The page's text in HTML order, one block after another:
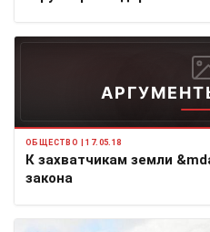
ОБЩЕСТВО | 17.05.18
К захватчикам земли
закона